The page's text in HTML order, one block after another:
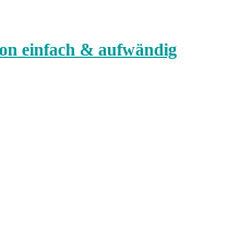
einfach & aufwändig